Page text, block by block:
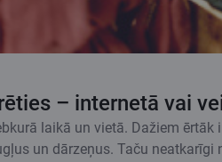
– internetā vai
laikā un vietā. Dažiem
un dārzeņus. Taču